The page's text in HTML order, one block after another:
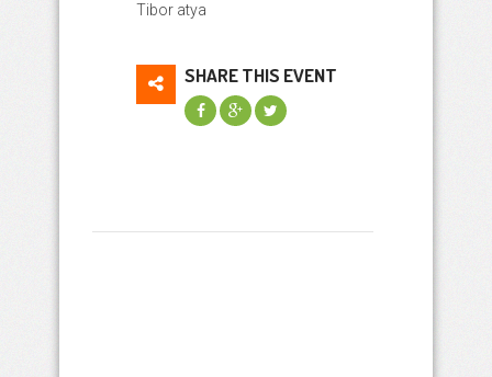
Tibor atya
SHARE THIS EVENT